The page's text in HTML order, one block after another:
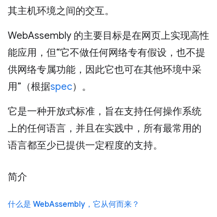
其主机环境之间的交互。
WebAssembly 的主要目标是在网页上实现高性
能应用，但“它不做任何网络专有假设，也不提
供网络专属功能，因此它也可在其他环境中采
用”（根据spec）。
它是一种开放式标准，旨在支持任何操作系统
上的任何语言，并且在实践中，所有最常用的
语言都至少已提供一定程度的支持。
简介
什么是 WebAssembly，它从何而来？